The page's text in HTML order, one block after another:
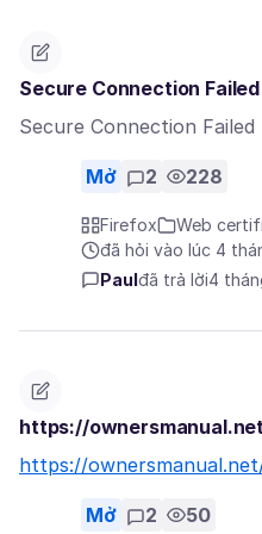
Secure Connection Failed
Secure Connection Failed
Mở 2 228
Firefox
Web
đã hỏi vào lúc 4
Paul đã trả lời4
https://
https://
Mở 2 50